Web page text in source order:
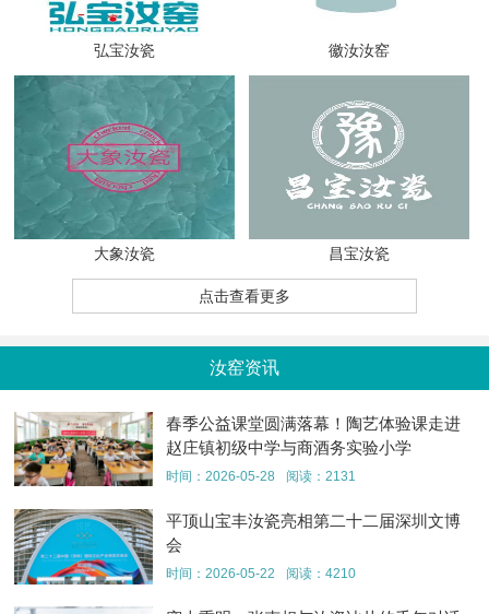
弘宝汝瓷 徽汝汝窑
大象汝瓷 昌宝汝瓷
点击查看更多
汝窑资讯
春季公益课堂圆满落幕！陶艺体验课走进
赵庄镇初级中学与商酒务实验小学
时间：2026-05-28 阅读：2131
平顶山宝丰汝瓷亮相第二十二届深圳文博
会
时间：2026-05-22 阅读：4210